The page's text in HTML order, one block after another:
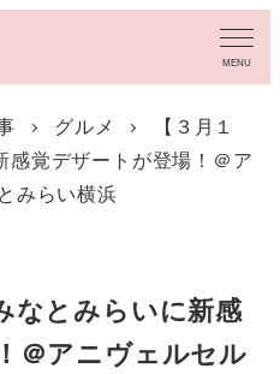
MENU
グルメ
【３月１
感覚デザートが登場！＠ア
みらい横浜
なとみらいに新感
＠アニヴェルセル